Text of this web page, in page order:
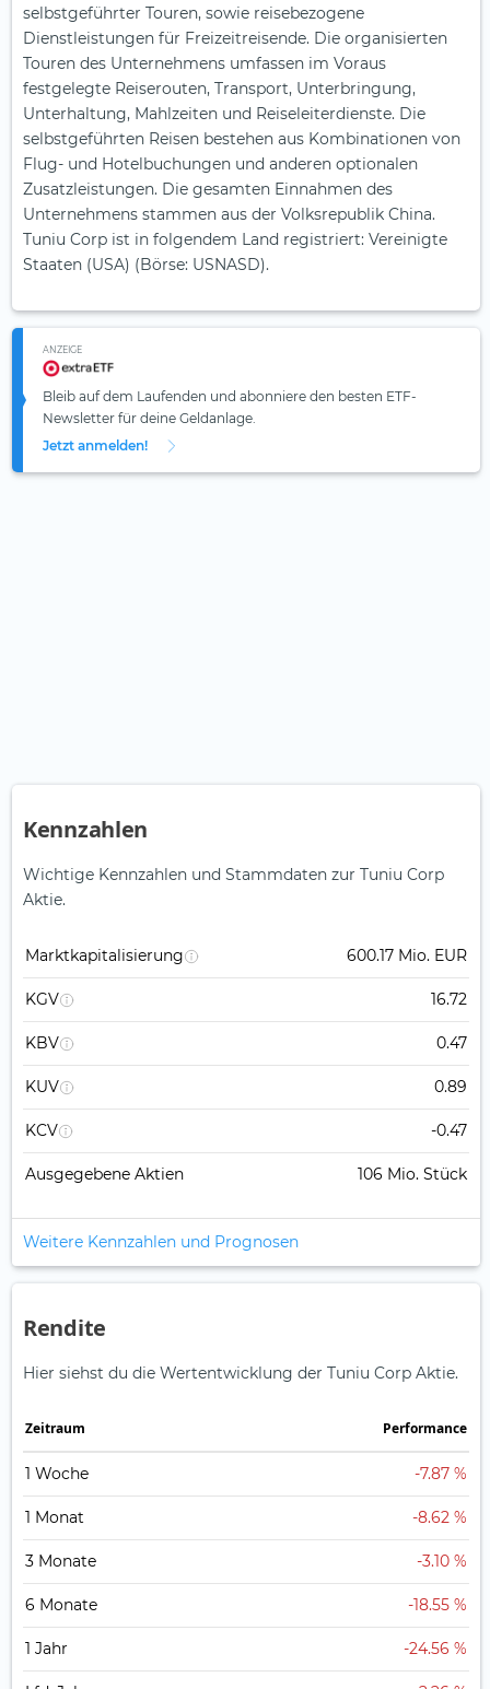
selbstgeführter Touren, sowie reisebezogene
Dienstleistungen für Freizeitreisende. Die organisierten
Touren des Unternehmens umfassen im Voraus
festgelegte Reiserouten, Transport, Unterbringung,
Unterhaltung, Mahlzeiten und Reiseleiterdienste. Die
selbstgeführten Reisen bestehen aus Kombinationen von
Flug- und Hotelbuchungen und anderen optionalen
Zusatzleistungen. Die gesamten Einnahmen des
Unternehmens stammen aus der Volksrepublik China.
Tuniu Corp ist in folgendem Land registriert: Vereinigte
Staaten (USA) (Börse: USNASD).
ANZEIGE
Bleib auf dem Laufenden und abonniere den besten ETF-
Newsletter für deine Geldanlage.
Jetzt anmelden!
Kennzahlen
Wichtige Kennzahlen und Stammdaten zur Tuniu Corp
Aktie.
Marktkapitalisierung 600.17 Mio. EUR
KGV 16.72
KBV 0.47
KUV 0.89
KCV -0.47
Ausgegebene Aktien 106 Mio. Stück
Weitere Kennzahlen und Prognosen
Rendite
Hier siehst du die Wertentwicklung der Tuniu Corp Aktie.
Zeitraum Perfor­mance
1 Woche -7.87 %
1 Monat -8.62 %
3 Monate -3.10 %
6 Monate -18.55 %
1 Jahr -24.56 %